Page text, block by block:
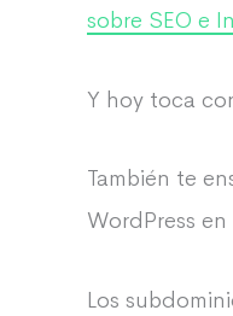
sobre SEO e
Y hoy toca
También te
WordPress
Los